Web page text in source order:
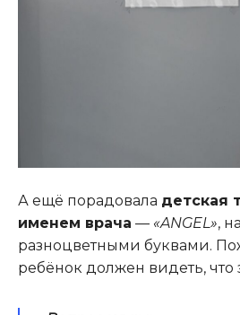
А ещё порадовала детская
именем врача — «ANGEL»,
разноцветными буквами.
ребёнок должен видеть, что